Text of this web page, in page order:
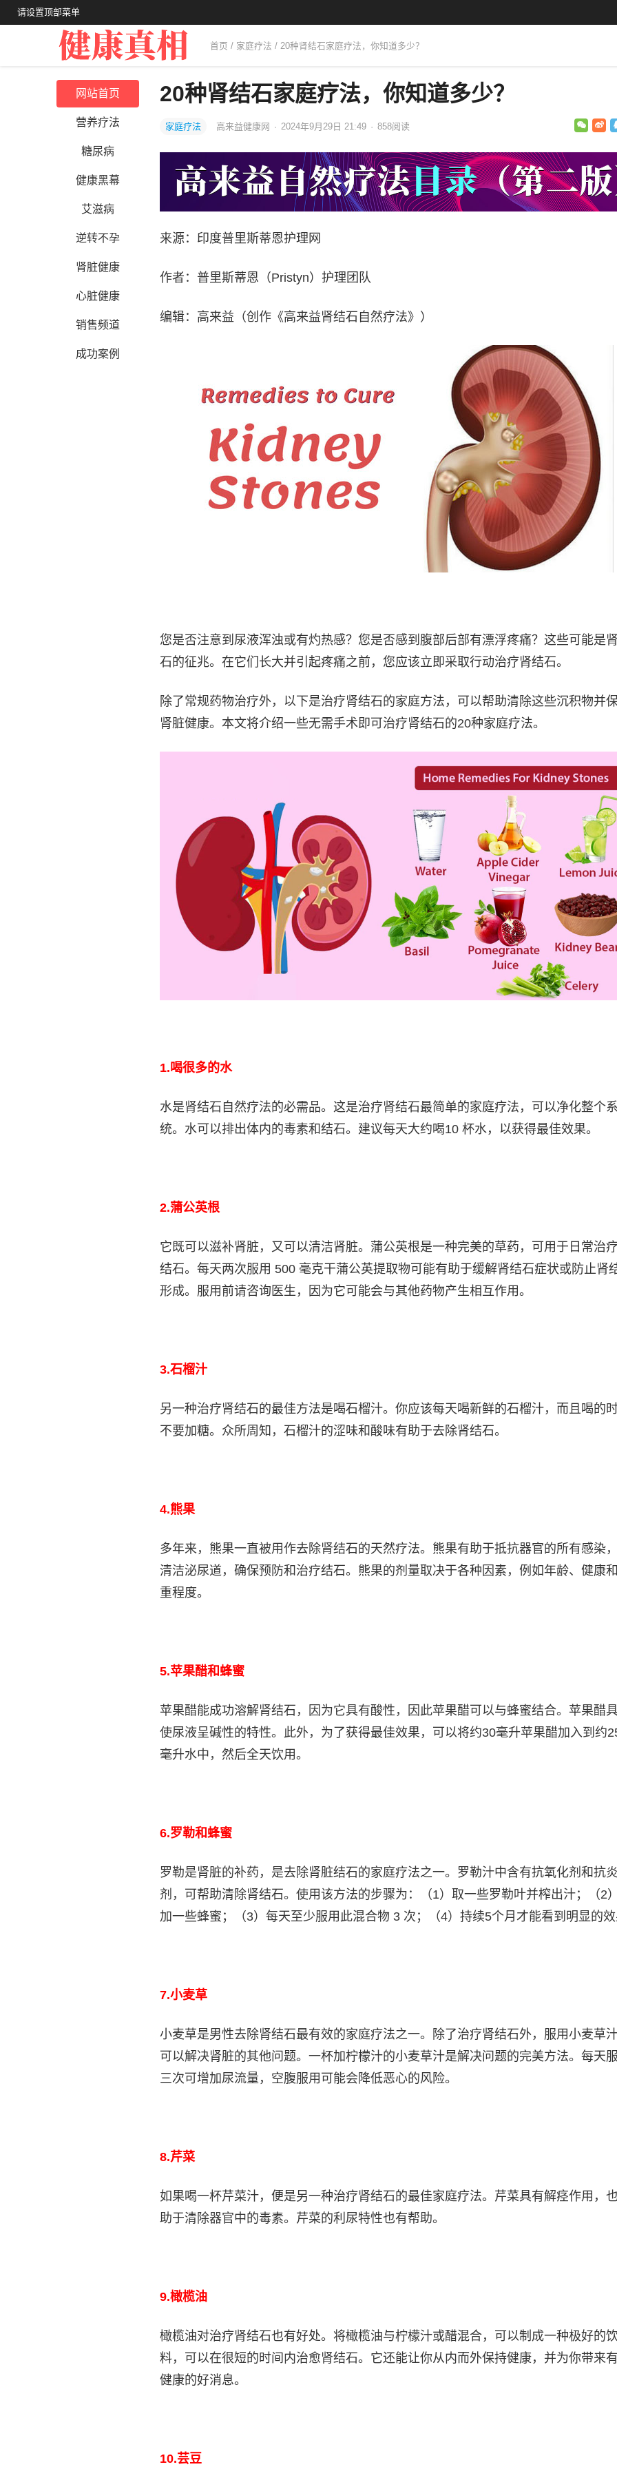
请设置顶部菜单
首页 / 家庭疗法 / 20种肾结石家庭疗法，你知道多少？
网站首页
营养疗法
糖尿病
健康黑幕
艾滋病
逆转不孕
肾脏健康
心脏健康
销售频道
成功案例
20种肾结石家庭疗法，你知道多少？
家庭疗法 高来益健康网 · 2024年9月29日 21:49 · 858阅读
来源：印度普里斯蒂恩护理网
作者：普里斯蒂恩（Pristyn）护理团队
编辑：高来益（创作《高来益肾结石自然疗法》）
您是否注意到尿液浑浊或有灼热感？您是否感到腹部后部有漂浮疼痛？这些可能是
石的征兆。在它们长大并引起疼痛之前，您应该立即采取行动治疗肾结石。
除了常规药物治疗外，以下是治疗肾结石的家庭方法，可以帮助清除这些沉积物并
肾脏健康。本文将介绍一些无需手术即可治疗肾结石的20种家庭疗法。
1. 喝很多的水
水是肾结石自然疗法的必需品。这是治疗肾结石最简单的家庭疗法，可以净化整个
统。水可以排出体内的毒素和结石。建议每天大约喝10 杯水，以获得最佳效果。
2.蒲公英根
它既可以滋补肾脏，又可以清洁肾脏。蒲公英根是一种完美的草药，可用于日常治
结石。每天两次服用 500 毫克干蒲公英提取物可能有助于缓解肾结石症状或防止肾
形成。服用前请咨询医生，因为它可能会与其他药物产生相互作用。
3.石榴汁
另一种治疗肾结石的最佳方法是喝石榴汁。你应该每天喝新鲜的石榴汁，而且喝的
不要加糖。众所周知，石榴汁的涩味和酸味有助于去除肾结石。
4.熊果
多年来，熊果一直被用作去除肾结石的天然疗法。熊果有助于抵抗器官的所有感染
清洁泌尿道，确保预防和治疗结石。熊果的剂量取决于各种因素，例如年龄、健康
重程度。
5.苹果醋和蜂蜜
苹果醋能成功溶解肾结石，因为它具有酸性，因此苹果醋可以与蜂蜜结合。苹果醋
使尿液呈碱性的特性。此外，为了获得最佳效果，可以将约30毫升苹果醋加入到约
毫升水中，然后全天饮用。
6.罗勒和蜂蜜
罗勒是肾脏的补药，是去除肾脏结石的家庭疗法之一。罗勒汁中含有抗氧化剂和抗
剂，可帮助清除肾结石。使用该方法的步骤为：（1）取一些罗勒叶并榨出汁；（2
加一些蜂蜜；（3）每天至少服用此混合物 3 次；（4）持续5个月才能看到明显的
7.小麦草
小麦草是男性去除肾结石最有效的家庭疗法之一。除了治疗肾结石外，服用小麦草
可以解决肾脏的其他问题。一杯加柠檬汁的小麦草汁是解决问题的完美方法。每天
三次可增加尿流量，空腹服用可能会降低恶心的风险。
8.芹菜
如果喝一杯芹菜汁，便是另一种治疗肾结石的最佳家庭疗法。芹菜具有解痉作用，
助于清除器官中的毒素。芹菜的利尿特性也有帮助。
9.橄榄油
橄榄油对治疗肾结石也有好处。将橄榄油与柠檬汁或醋混合，可以制成一种极好的
料，可以在很短的时间内治愈肾结石。它还能让你从内而外保持健康，并为你带来
健康的好消息。
10.芸豆